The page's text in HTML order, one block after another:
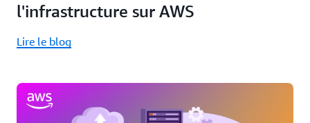
l'infrastructure sur AWS
Lire le blog